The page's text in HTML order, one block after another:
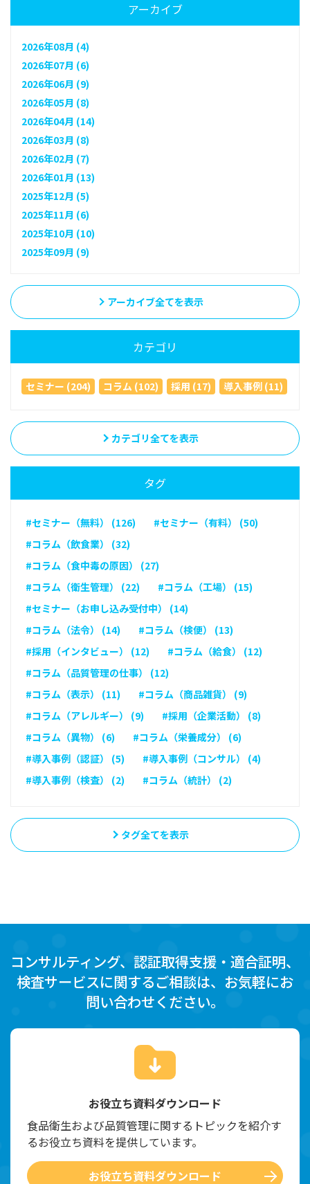
アーカイブ
2026年08月 (4)
2026年07月 (6)
2026年06月 (9)
2026年05月 (8)
2026年04月 (14)
2026年03月 (8)
2026年02月 (7)
2026年01月 (13)
2025年12月 (5)
2025年11月 (6)
2025年10月 (10)
2025年09月 (9)
アーカイブ全てを表示
カテゴリ
セミナー (204) コラム (102) 採用 (17) 導入事例 (11)
カテゴリ全てを表示
タグ
#セミナー（無料） (126)
#セミナー（有料） (50)
#コラム（飲食業） (32)
#コラム（食中毒の原因） (27)
#コラム（衛生管理） (22)
#コラム（工場） (15)
#セミナー（お申し込み受付中） (14)
#コラム（法令） (14)
#コラム（検便） (13)
#採用（インタビュー） (12)
#コラム（給食） (12)
#コラム（品質管理の仕事） (12)
#コラム（表示） (11)
#コラム（商品雑貨） (9)
#コラム（アレルギー） (9)
#採用（企業活動） (8)
#コラム（異物） (6)
#コラム（栄養成分） (6)
#導入事例（認証） (5)
#導入事例（コンサル） (4)
#導入事例（検査） (2)
#コラム（統計） (2)
タグ全てを表示
コンサルティング、認証取得支援・適合証明、
検査サービスに関するご相談は、お気軽にお
問い合わせください。
お役立ち資料ダウンロード
食品衛生および品質管理に関するトピックを紹介す
るお役立ち資料を提供しています。
お役立ち資料ダウンロード